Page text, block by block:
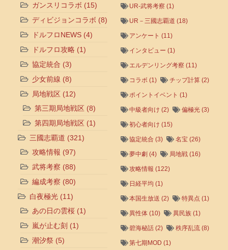
ガンスリコラボ (15)
ディビジョンコラボ (8)
ドルフロNEWS (4)
ドルフロ攻略 (1)
協定統合 (3)
少女前線 (8)
局地戦区 (12)
第三期局地戦区 (8)
第四期局地戦区 (1)
三國志覇道 (321)
攻略情報 (97)
武将考察 (88)
編成考察 (80)
白夜極光 (11)
あの日の雲桜 (1)
嵐が止む刻 (1)
潮汐祭 (5)
UR-武将考察 (1)
UR－三國志覇道 (18)
アンケート (11)
インタビュー (1)
エルデンリング考察 (11)
コラボ (1) チップ計算(2)
ポイントイベント (1)
中級者向け (2) 偏極光(3)
初心者向け (15)
協定統合 (3) 名宝 (26)
夢中劇 (4) 局地戦(16)
攻略情報 (122)
日経平均 (1)
本国生放送 (2) 特異点 (1)
異性体 (10) 異民族(1)
碧海秘話 (2) 秩序乱流(8)
第七期MOD (1)